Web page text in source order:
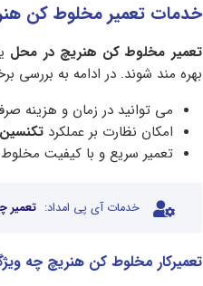
خدمات تعمیر مخلوط کن
تعمیر مخلوط کن هنریچ در محل
بهره مند شوند. در ادامه به بررسی
می توانید در زمان و هزینه
امکان نظارت بر عملکرد
تعمیر سریع و با کیفیت
خدمات آی پی امداد:
تعمیرکار مخلوط کن هنریچ چه